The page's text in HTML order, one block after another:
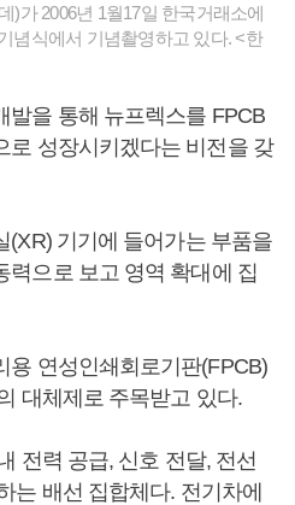
)가 2006년 1월17일 한국거래소에
념식에서 기념촬영하고 있다. <한
발을 통해 뉴프렉스를 FPCB
로 성장시키겠다는 비전을 갖
(XR) 기기에 들어가는 부품을
력으로 보고 영역 확대에 집
용 연성인쇄회로기판(FPCB)
대체제로 주목받고 있다.
전력 공급, 신호 전달, 전선
는 배선 집합체다. 전기차에